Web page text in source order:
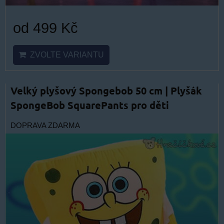
od 499 Kč
ZVOLTE VARIANTU
Velký plyšový Spongebob 50 cm | Plyšák
SpongeBob SquarePants pro děti
DOPRAVA ZDARMA